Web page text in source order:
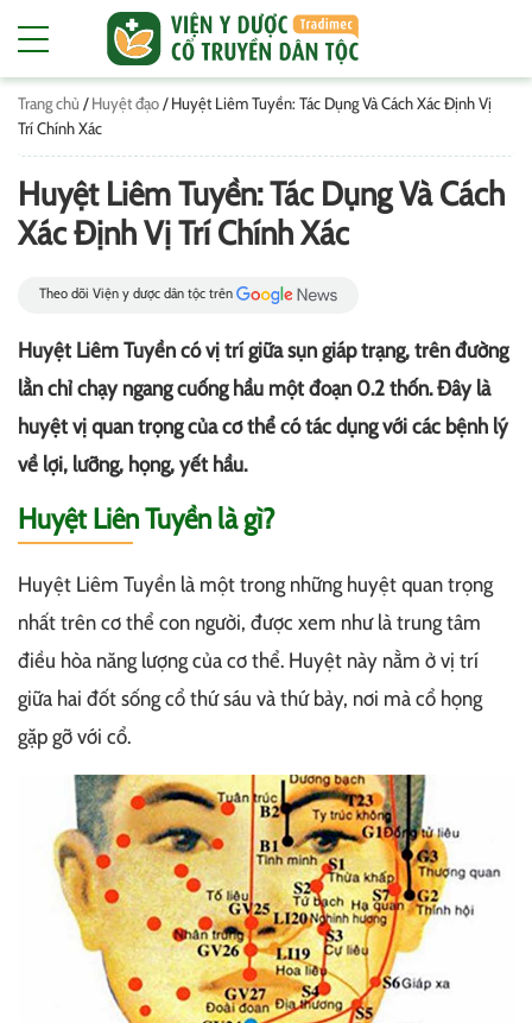
Trang chủ /Huyệt đạo/Huyệt Liêm Tuyền: Tác Dụng Và Cách Xác Định Vị
Trí Chính Xác
Huyệt Liêm Tuyền: Tác Dụng Và Cách
Xác Định Vị Trí Chính Xác
Theo dõi Viện y dược dân tộc trên
Huyệt Liêm Tuyền có vị trí giữa sụn giáp trạng, trên đường
lằn chỉ chạy ngang cuống hầu một đoạn 0.2 thốn. Đây là
huyệt vị quan trọng của cơ thể có tác dụng với các bệnh lý
về lợi, lưỡng, họng, yết hầu.
Huyệt Liên Tuyền là gì?
Huyệt Liêm Tuyền là một trong những huyệt quan trọng
nhất trên cơ thể con người, được xem như là trung tâm
điều hòa năng lượng của cơ thể. Huyệt này nằm ở vị trí
giữa hai đốt sống cổ thứ sáu và thứ bảy, nơi mà cổ họng
gặp gỡ với cổ.